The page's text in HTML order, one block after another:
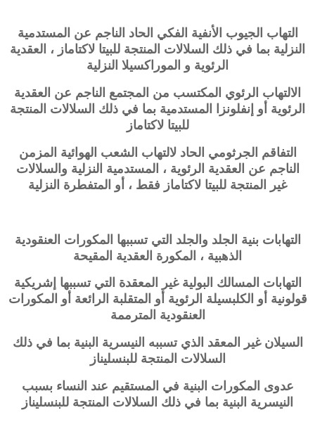
التهاب الجيوب الأنفية الفكي الحاد الناجم عن المستدمية
النزلية بما في ذلك السلالات المنتجة للبيتا لاكتاماز ، العقدية
الرئوية و الموراكسيلا النزلية
الالتهاب الرئوي المكتسب من المجتمع الناجم عن العقدية
الرئوية أو إنفلونزا المستدمية بما في ذلك السلالات المنتجة
للبيتا لاكتاماز
التفاقم الجرثومي الحاد لالتهاب الشعب الهوائية المزمن
الناجم عن العقدية الرئوية ، المستدمية النزلية والسلالات
غير المنتجة للبيتا لاكتاماز فقط ، أو المتفطرة النزلية
التهابات بنية الجلد والجلد التي تسببها المكورات العنقودية
الذهبية ، المكورة العقدية المقيحة
التهابات المسالك البولية غير المعقدة التي تسببها إشريكية
قولونية أو الكلبسيلة الرئوية أو المتقلبة الرائعة أو المكورات
العنقودية المترممة
السيلان غير المعقد الذي تسببه النيسرية البنية بما في ذلك
السلالات المنتجة للبنسليناز
عدوى المكورات البنية في المستقيم عند النساء بسبب
النيسرية البنية بما في ذلك السلالات المنتجة للبنسليناز